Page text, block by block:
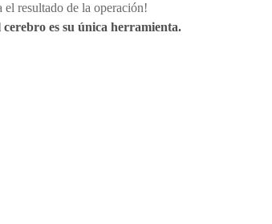
el resultado de la operación!
es su única herramienta.